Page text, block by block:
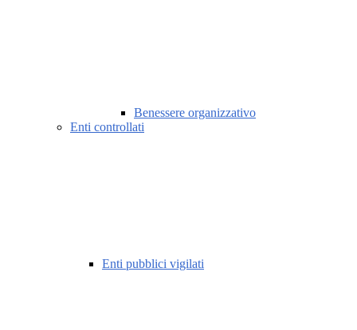
Benessere organizzativo
Enti controllati
Enti pubblici vigilati